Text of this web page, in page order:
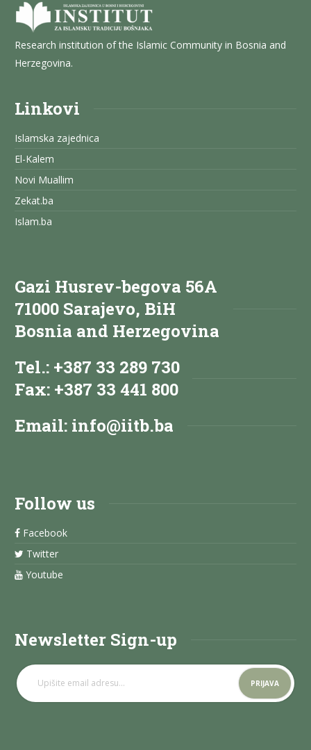
Research institution of the Islamic Community in Bosnia and
Herzegovina.
Linkovi
Islamska zajednica
El-Kalem
Novi Muallim
Zekat.ba
Islam.ba
Gazi Husrev-begova 56A
71000 Sarajevo, BiH
Bosnia and Herzegovina
Tel.: +387 33 289 730
Fax: +387 33 441 800
Email: info@iitb.ba
Follow us
Facebook
Twitter
Youtube
Newsletter Sign-up